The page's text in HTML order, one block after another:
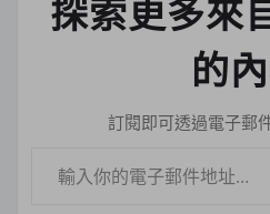
探索更多來
的
訂閱即可透過電子郵